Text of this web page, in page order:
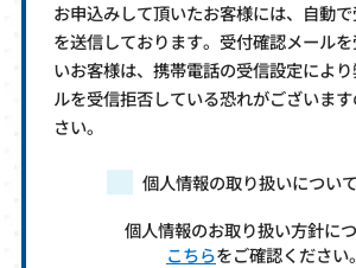
お申込みして頂いたお客様には、自動
を送信しております。受付確認メール
いお客様は、携帯電話の受信設定によ
ルを受信拒否している恐れがございま
さい。
個人情報の取り扱いについ
個人情報のお取り扱い方針に
こちらをご確認ください。